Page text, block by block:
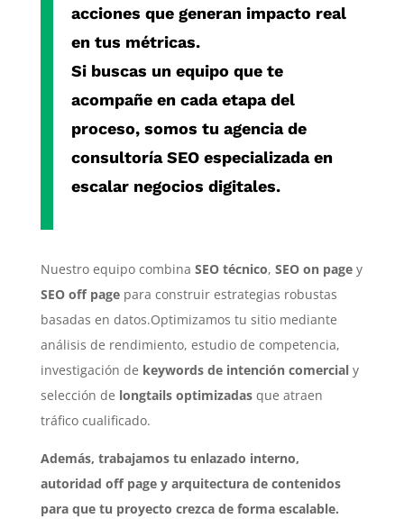
acciones que generan impacto real
en tus métricas.
Si buscas un equipo que te
acompañe en cada etapa del
proceso, somos tu agencia de
consultoría SEO especializadaen
escalar negocios digitales.
Nuestro equipo combina SEO técnico, SEO on pagey
SEO off pagepara construir estrategias robustas
basadas en datos.Optimizamos tu sitio mediante
análisis de rendimiento, estudio de competencia,
investigación de keywords de intención comercialy
selección de longtails optimizadasque atraen
tráfico cualificado.
Además, trabajamos tu enlazado interno,
autoridad off page y arquitectura de contenidos
para que tu proyecto crezca de forma escalable.